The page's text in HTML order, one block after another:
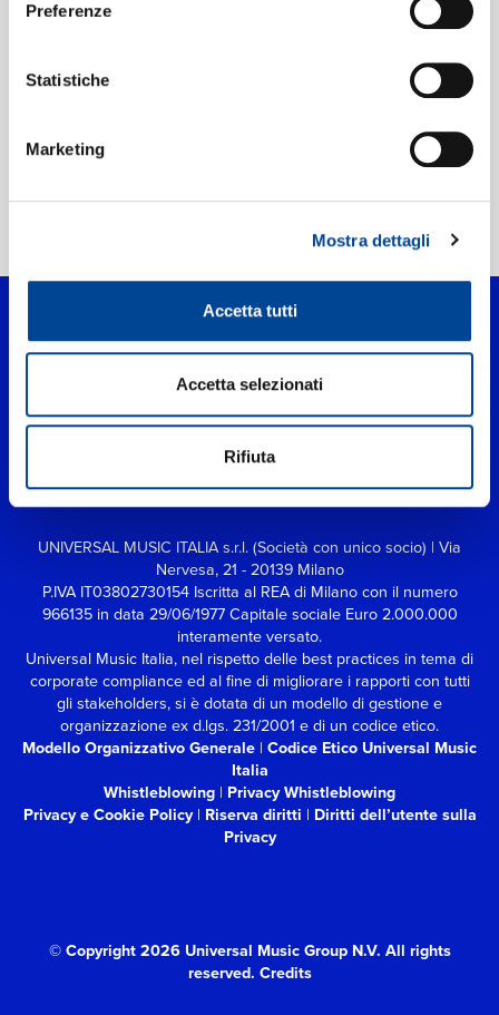
Preferenze
Statistiche
Marketing
Mostra dettagli
Accetta tutti
Accetta selezionati
Rifiuta
It’s Time
UNIVERSAL MUSIC ITALIA s.r.l. (Società con unico socio) | Via
Nervesa, 21 - 20139 Milano
P.IVA IT03802730154 Iscritta al REA di Milano con il numero
966135 in data 29/06/1977Capitale sociale Euro 2.000.000
interamente versato.
Universal Music Italia, nel rispetto delle best practices in tema di
corporate compliance ed al fine di migliorare i rapporti con tutti
gli stakeholders,si è dotata di un modello di gestione e
organizzazione ex d.lgs. 231/2001 e di un codice etico.
Modello Organizzativo Generale | Codice Etico Universal Music
Italia
Whistleblowing | Privacy Whistleblowing
Privacy e Cookie Policy| Riserva diritti | Diritti dell’utente sulla
Privacy
© Copyright 2026 Universal Music Group N.V. All rights
reserved. Credits